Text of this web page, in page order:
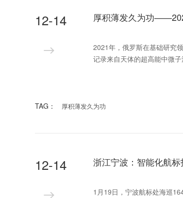
12-14 厚积薄发久为功
2021年，俄罗斯在基础研究
记录来自天体的超高能中微
TAG： 厚积薄发久为功
12-14 浙江宁波：智能化航
1月19日，宁波航标处海巡